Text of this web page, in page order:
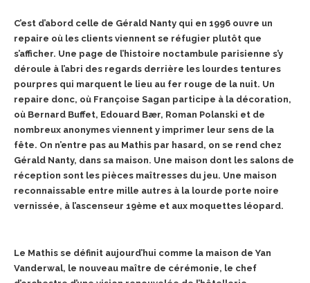
C’est d’abord celle de Gérald Nanty qui en 1996 ouvre un
repaire où les clients viennent se réfugier plutôt que
s’afficher. Une page de l’histoire noctambule parisienne s’y
déroule à l’abri des regards derrière les lourdes tentures
pourpres qui marquent le lieu au fer rouge de la nuit. Un
repaire donc, où Françoise Sagan participe à la décoration,
où Bernard Buffet, Edouard Bær, Roman Polanski et de
nombreux anonymes viennent y imprimer leur sens de la
fête. On n’entre pas au Mathis par hasard, on se rend chez
Gérald Nanty, dans sa maison. Une maison dont les salons de
réception sont les pièces maîtresses du jeu. Une maison
reconnaissable entre mille autres à la lourde porte noire
vernissée, à l’ascenseur 19ème et aux moquettes léopard.
Le Mathis se définit aujourd’hui comme la maison de Yan
Vanderwal, le nouveau maître de cérémonie, le chef